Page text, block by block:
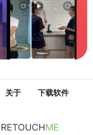
关于
下载软件